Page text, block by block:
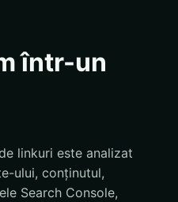
într-un
linkuri este analizat
ului, conținutul,
Search Console,